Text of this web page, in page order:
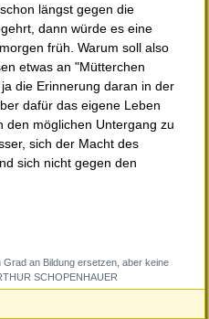
längst gegen die
dann würde es eine
früh. Warum soll also
etwas an "Mütterchen
die Erinnerung daran in der
dafür das eigene Leben
den möglichen Untergang zu
sich der Macht des
sich nicht gegen den
an Bildung ersetzen, aber keine
SCHOPENHAUER